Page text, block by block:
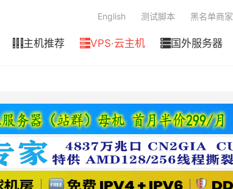
主机推荐 VPS·云主机 国外服务器
English 测试脚本 黑名单商家